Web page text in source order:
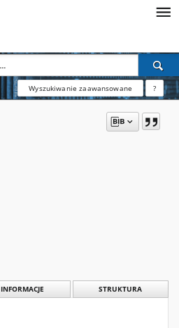
Wyszukiwanie zaawansowane ?
INFORMACJE STRUKTURA